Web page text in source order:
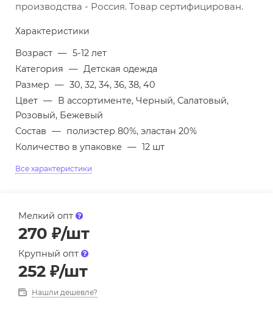
производства - Россия. Товар сертифицирован.
Характеристики
Возраст — 5-12 лет
Категория — Детская одежда
Размер — 30, 32, 34, 36, 38, 40
Цвет — В ассортименте, Черный, Салатовый,
Розовый, Бежевый
Состав — полиэстер 80%, эластан 20%
Количество в упаковке — 12 шт
Все характеристики
Мелкий опт
270 ₽/шт
Крупный опт
252 ₽/шт
Нашли дешевле?